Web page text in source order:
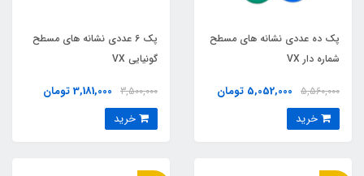
پک ده عددي نشانه هاي مسطح
شماره دار VX
5,560,000 5,052,000 تومان
پک 6 عددي نشانه هاي مسطح
گونيايي VX
3,500,000 3,181,000 تومان